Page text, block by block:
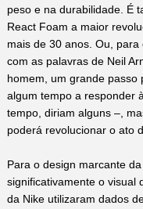
peso e na durabilidade. É
React Foam a maior
mais de 30 anos. Ou,
com as palavras de Neil
homem, um grande passo
algum tempo a responder
tempo, diriam alguns –,
poderá revolucionar o ato
Para o design marcante
significativamente o visual
da Nike utilizaram dados